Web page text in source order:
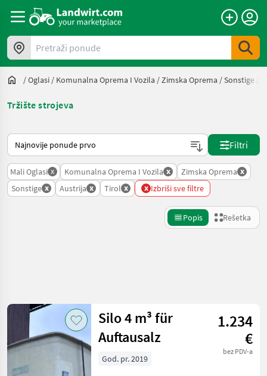
Pretraži ponude
/Oglasi / Komunalna Oprema I Vozila /Zimska Oprema /Sonstige
Tržište strojeva
Tako se sortira na Landwirt.com
Filtri
Mali Oglasi x Komunalna Oprema I Vozila x Zimska Oprema x
Sonstige x Austrija x Tirol x x Izbriši sve filtre
Popis Rešetka
Kategorija 5 Država 2 Filtri
STAZA
Prikaži 3
rezultata
Silo 4 m³ für
Auftausalz
1.234
€
bez PDV-a
God. pr. 2019